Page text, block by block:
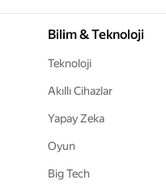
Bilim & Teknoloji
Teknoloji
Akıllı Cihazlar
Yapay Zeka
Oyun
Big Tech